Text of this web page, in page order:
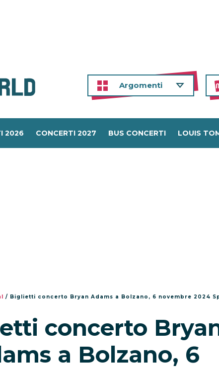
Argomenti
2026 CONCERTI 2027 BUS CONCERTI LOUIS
/ Biglietti concerto Bryan Adams a Bolzano, 6 novembre 2024
concerto
a Bolzano, 6